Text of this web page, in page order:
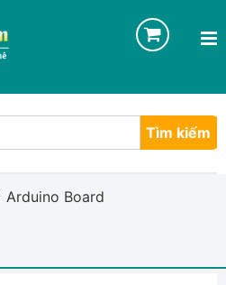
Tìm kiếm
Arduino Board